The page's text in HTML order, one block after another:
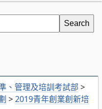
、管理及培訓考試部 >
>2019青年創業創新培